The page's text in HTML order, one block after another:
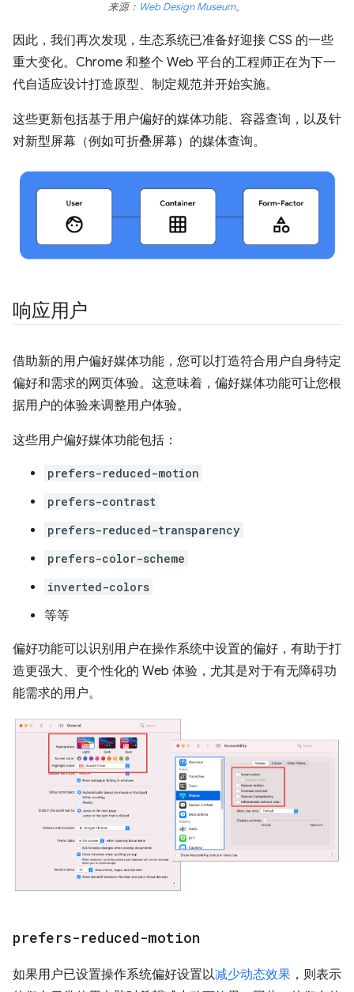
来源： Web Design Museum。
因此，我们再次发现，生态系统已准备好迎接 CSS 的一些
重大变化。Chrome 和整个 Web 平台的工程师正在为下一
代自适应设计打造原型、制定规范并开始实施。
这些更新包括基于用户偏好的媒体功能、容器查询，以及针
对新型屏幕（例如可折叠屏幕）的媒体查询。
响应用户
借助新的用户偏好媒体功能，您可以打造符合用户自身特定
偏好和需求的网页体验。这意味着，偏好媒体功能可让您根
据用户的体验来调整用户体验。
这些用户偏好媒体功能包括：
prefers-reduced-motion
prefers-contrast
prefers-reduced-transparency
prefers-color-scheme
inverted-colors
等等
偏好功能可以识别用户在操作系统中设置的偏好，有助于打
造更强大、更个性化的 Web 体验，尤其是对于有无障碍功
能需求的用户。
prefers-reduced-motion
如果用户已设置操作系统偏好设置以减少动态效果 ，则表示